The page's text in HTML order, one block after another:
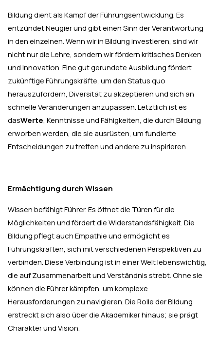
Bildung dient als Kampf der Führungsentwicklung. Es
entzündet Neugier und gibt einen Sinn der Verantwortung
in den einzelnen. Wenn wir in Bildung investieren, sind wir
nicht nur die Lehre, sondern wir fördern kritisches Denken
und Innovation. Eine gut gerundete Ausbildung fördert
zukünftige Führungskräfte, um den Status quo
herauszufordern, Diversität zu akzeptieren und sich an
schnelle Veränderungen anzupassen. Letztlich ist es
dasWerte, Kenntnisse und Fähigkeiten, die durch Bildung
erworben werden, die sie ausrüsten, um fundierte
Entscheidungen zu treffen und andere zu inspirieren.
Ermächtigung durch Wissen
Wissen befähigt Führer. Es öffnet die Türen für die
Möglichkeiten und fördert die Widerstandsfähigkeit. Die
Bildung pflegt auch Empathie und ermöglicht es
Führungskräften, sich mit verschiedenen Perspektiven zu
verbinden. Diese Verbindung ist in einer Welt lebenswichtig,
die auf Zusammenarbeit und Verständnis strebt. Ohne sie
können die Führer kämpfen, um komplexe
Herausforderungen zu navigieren. Die Rolle der Bildung
erstreckt sich also über die Akademiker hinaus; sie prägt
Charakter und Vision.